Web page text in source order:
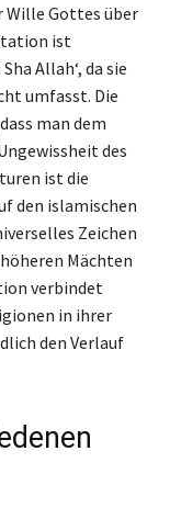
Wille Gottes über
ist
Allah‘, da sie
umfasst. Die
man dem
des
ist die
den islamischen
Zeichen
Mächten
verbindet
in ihrer
den Verlauf